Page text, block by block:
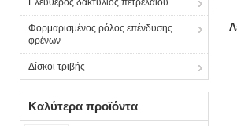
Ελεύθερος δακτύλιος πετρελαίου
Φορμαρισμένος ρόλος επένδυσης
φρένων
Δίσκοι τριβής
Καλύτερα προϊόντα